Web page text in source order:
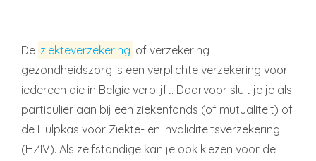
De ziekteverzekering of verzekering
gezondheidszorg is een verplichte verzekering voor
iedereen die in België verblijft. Daarvoor sluit je je als
particulier aan bij een ziekenfonds (of mutualiteit) of
de Hulpkas voor Ziekte- en Invaliditeitsverzekering
(HZIV). Als zelfstandige kan je ook kiezen voor de